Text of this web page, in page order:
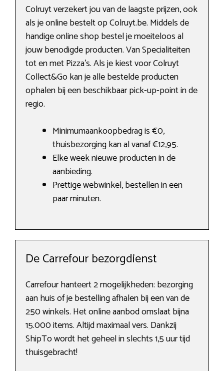
Colruyt verzekert jou van de laagste prijzen, ook
als je online bestelt op Colruyt.be. Middels de
handige online shop bestel je moeiteloos al
jouw benodigde producten. Van Specialiteiten
tot en met Pizza’s. Als je kiest voor Colruyt
Collect&Go kan je alle bestelde producten
ophalen bij een beschikbaar pick-up-point in de
regio.
Minimumaankoopbedrag is €0,
thuisbezorging kan al vanaf €12,95.
Elke week nieuwe producten in de
aanbieding.
Prettige webwinkel, bestellen in een
paar minuten.
De Carrefour bezorgdienst
Carrefour hanteert 2 mogelijkheden: bezorging
aan huis of je bestelling afhalen bij een van de
250 winkels. Het online aanbod omslaat bijna
15.000 items. Altijd maximaal vers. Dankzij
ShipTo wordt het geheel in slechts 1,5 uur tijd
thuisgebracht!